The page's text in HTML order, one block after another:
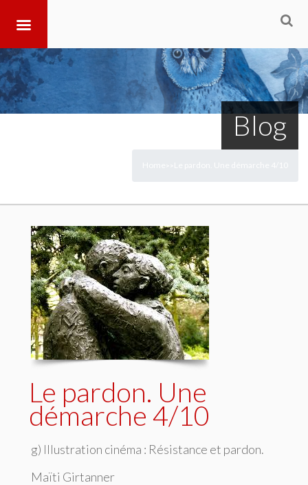
Blog
Le pardon. Une
démarche 4/10
g) Illustration cinéma : Résistance et pardon.
Maïti Girtanner